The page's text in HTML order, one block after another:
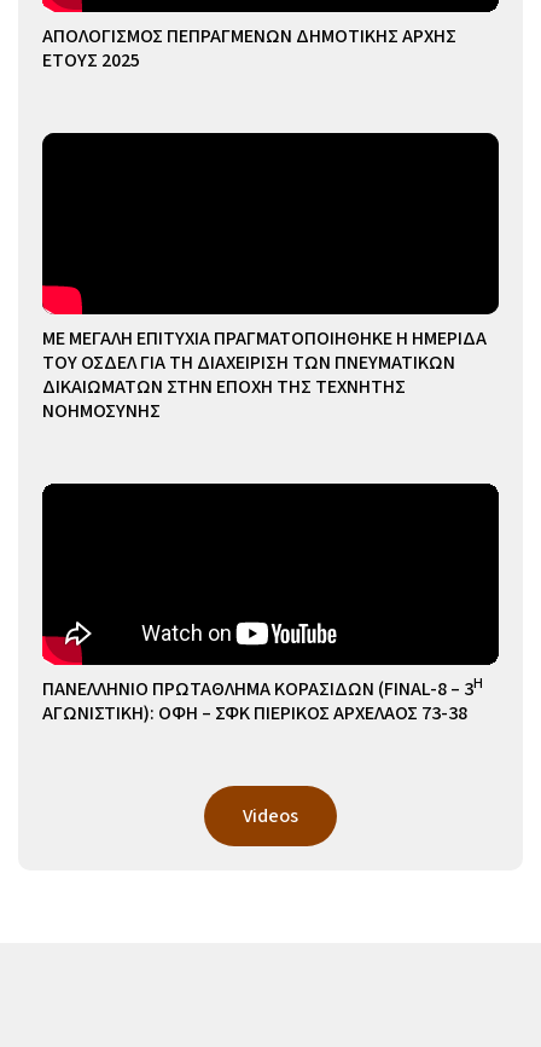
ΑΠΟΛΟΓΙΣΜΟΣ ΠΕΠΡΑΓΜΕΝΩΝ ΔΗΜΟΤΙΚΗΣ ΑΡΧΗΣ
ΕΤΟΥΣ 2025
ΜΕ ΜΕΓΑΛΗ ΕΠΙΤΥΧΙΑ ΠΡΑΓΜΑΤΟΠΟΙΗΘΗΚΕ Η ΗΜΕΡΙΔΑ
ΤΟΥ ΟΣΔΕΛ ΓΙΑ ΤΗ ΔΙΑΧΕΙΡΙΣΗ ΤΩΝ ΠΝΕΥΜΑΤΙΚΩΝ
ΔΙΚΑΙΩΜΑΤΩΝ ΣΤΗΝ ΕΠΟΧΗ ΤΗΣ ΤΕΧΝΗΤΗΣ
ΝΟΗΜΟΣΥΝΗΣ
ΠΑΝΕΛΛΗΝΙΟ ΠΡΩΤΑΘΛΗΜΑ ΚΟΡΑΣΙΔΩΝ (FINAL-8 – 3Η
ΑΓΩΝΙΣΤΙΚΗ): ΟΦΗ – ΣΦΚ ΠΙΕΡΙΚΟΣ ΑΡΧΕΛΑΟΣ 73-38
Videos